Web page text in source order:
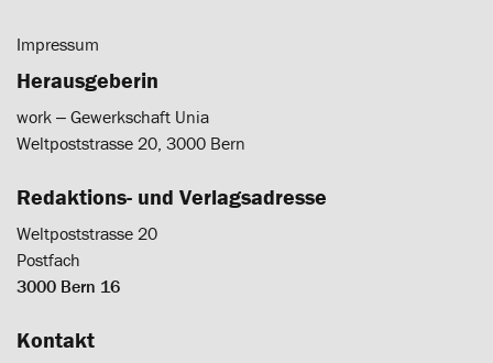
Impressum
Herausgeberin
work ‒ Gewerkschaft Unia
Weltpoststrasse 20, 3000 Bern
Redaktions- und Verlagsadresse
Weltpoststrasse 20
Postfach
3000 Bern 16
Kontakt